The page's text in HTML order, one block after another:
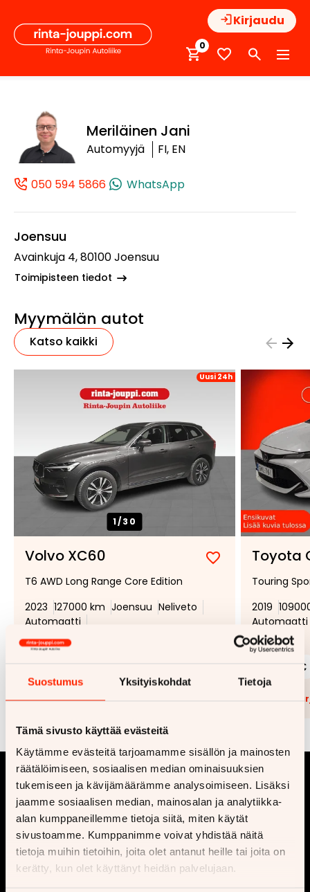
Suostumus Yksityiskohdat Tietoja
Tämä sivusto käyttää evästeitä
Käytämme evästeitä tarjoamamme sisällön ja mainosten
räätälöimiseen, sosiaalisen median ominaisuuksien
tukemiseen ja kävijämäärämme analysoimiseen. Lisäksi
jaamme sosiaalisen median, mainosalan ja analytiikka-
alan kumppaneillemme tietoja siitä, miten käytät
sivustoamme. Kumppanimme voivat yhdistää näitä
tietoja muihin tietoihin, joita olet antanut heille tai joita on
kerätty, kun olet käyttänyt heidän palvelujaan.
sisältöön
Kirjaudu
0
Meriläinen Jani
Automyyjä FI, EN
050 594 5866
(+358505945866, 0505945866,
WhatsApp
Joensuu
Avainkuja 4, 80100 Joensuu
Toimipisteen tiedot
Myymälän autot
Katso kaikki
Uusi 24h
1/30
Volvo XC60
Lisää
suosikiksi
Poista
suosikeista
T6 AWD Long Range Core Edition
2023 127000 km Joensuu Neliveto
Automaatti
Plug-in hybridi (bensiini/sähkö)
Lisää tarjouspyyntöön
Toyota
Touring
2019
Automaatti
249 €
Lisää
Yritys Osta